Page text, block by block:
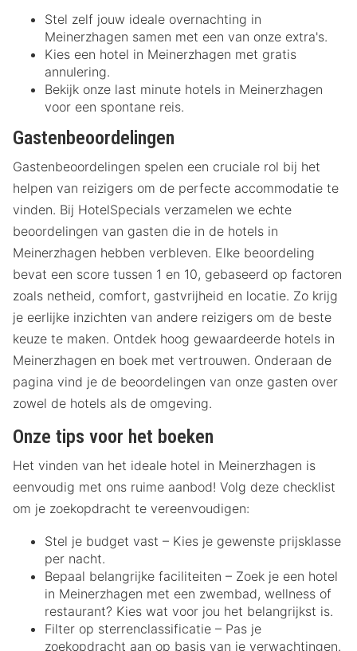
Stel zelf jouw ideale overnachting in
Meinerzhagen samen met een van onze extra's.
Kies een hotel in Meinerzhagen met gratis
annulering.
Bekijk onze last minute hotels in Meinerzhagen
voor een spontane reis.
Gastenbeoordelingen
Gastenbeoordelingen spelen een cruciale rol bij het
helpen van reizigers om de perfecte accommodatie te
vinden. Bij HotelSpecials verzamelen we echte
beoordelingen van gasten die in de hotels in
Meinerzhagen hebben verbleven. Elke beoordeling
bevat een score tussen 1 en 10, gebaseerd op factoren
zoals netheid, comfort, gastvrijheid en locatie. Zo krijg
je eerlijke inzichten van andere reizigers om de beste
keuze te maken. Ontdek hoog gewaardeerde hotels in
Meinerzhagen en boek met vertrouwen. Onderaan de
pagina vind je de beoordelingen van onze gasten over
zowel de hotels als de omgeving.
Onze tips voor het boeken
Het vinden van het ideale hotel in Meinerzhagen is
eenvoudig met ons ruime aanbod! Volg deze checklist
om je zoekopdracht te vereenvoudigen:
Stel je budget vast – Kies je gewenste prijsklasse
per nacht.
Bepaal belangrijke faciliteiten – Zoek je een hotel
in Meinerzhagen met een zwembad, wellness of
restaurant? Kies wat voor jou het belangrijkst is.
Filter op sterrenclassificatie – Pas je
zoekopdracht aan op basis van je verwachtingen.